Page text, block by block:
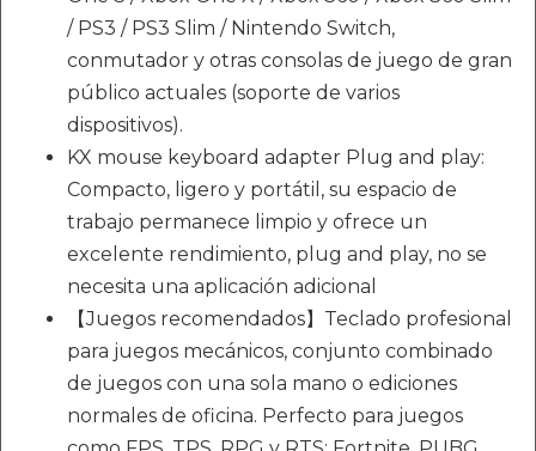
/ PS3 / PS3 Slim / Nintendo Switch,
conmutador y otras consolas de juego de gran
público actuales (soporte de varios
dispositivos).
KX mouse keyboard adapter Plug and play:
Compacto, ligero y portátil, su espacio de
trabajo permanece limpio y ofrece un
excelente rendimiento, plug and play, no se
necesita una aplicación adicional
【Juegos recomendados】Teclado profesional
para juegos mecánicos, conjunto combinado
de juegos con una sola mano o ediciones
normales de oficina. Perfecto para juegos